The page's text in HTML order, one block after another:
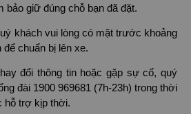
bảo giữ đúng chỗ bạn đã đặt.
khách vui lòng có mặt trước khoảng
chuẩn bị lên xe.
đổi thông tin hoặc gặp sự cố, quý
đài 1900 969681 (7h-23h) trong thời
hỗ trợ kịp thời.